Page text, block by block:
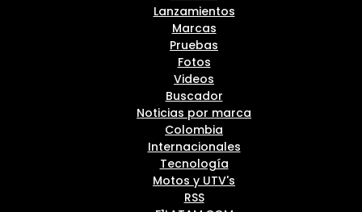
Lanzamientos
Marcas
Pruebas
Fotos
Videos
Buscador
Noticias por marca
Colombia
Internacionales
Tecnología
Motos y UTV's
RSS